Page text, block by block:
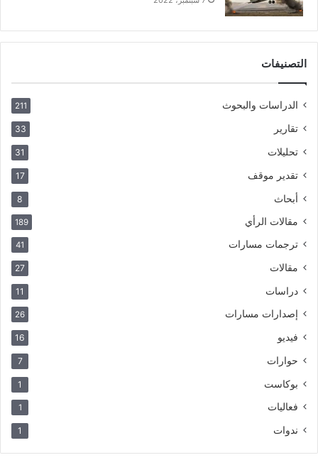
التصنيفات
الدراسات والبحوث 211
تقارير 33
تحليلات 31
تقدير موقف 17
أبحاث 8
مقالات الرأي 189
ترجمات مسارات 41
مقالات 27
دراسات 11
إصدارات مسارات 26
فيديو 16
حوارات 7
بوكاست 1
فعاليات 1
ندوات 1